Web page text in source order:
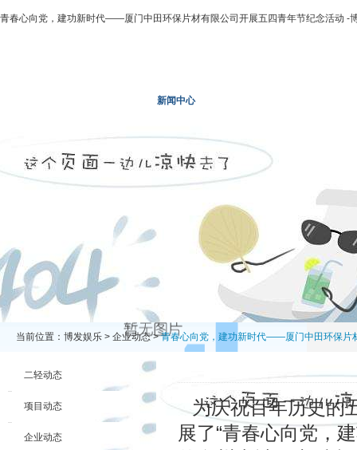
青春心向党，建功新时代——厦门中田环保片材有限公司开展五四青年节纪念活动 -
新闻中心
当前位置： 博发娱乐 > 企业动态>青春心向党，建功新时代——厦门中田环保片
二轻动态
项目动态
企业动态
为庆祝百年历史的
展了“青春心向党，